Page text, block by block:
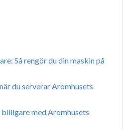
Så rengör du din maskin på
du serverar Aromhusets
med Aromhusets